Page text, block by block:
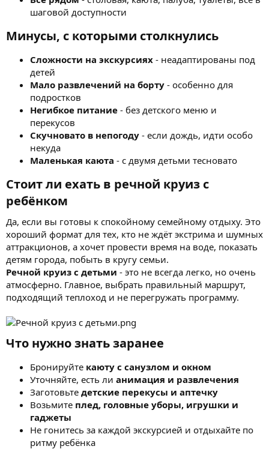
шаговой доступности
Минусы, с которыми столкнулись​
Сложности на экскурсиях - неадаптированы под
детей
Мало развлечений на борту - особенно для
подростков
Негибкое питание - без детского меню и
перекусов
Скучновато в непогоду - если дождь, идти особо
некуда
Маленькая каюта - с двумя детьми тесновато
Стоит ли ехать в речной круиз с
ребёнком​
Да, если вы готовы к спокойному семейному отдыху. Это
хороший формат для тех, кто не ждёт экстрима и шумных
аттракционов, а хочет провести время на воде, показать
детям города, побыть в кругу семьи.
Речной круиз с детьми - это не всегда легко, но очень
атмосферно. Главное, выбрать правильный маршрут,
подходящий теплоход и не перегружать программу.
Что нужно знать заранее​
Бронируйте каюту с санузлом и окном
Уточняйте, есть ли анимация и развлечения
Заготовьте детские перекусы и аптечку
Возьмите плед, головные уборы, игрушки и
гаджеты
Не гонитесь за каждой экскурсией и отдыхайте по
ритму ребёнка